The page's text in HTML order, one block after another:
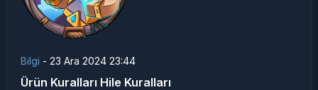
Bilgi - 23 Ara 2024 23:44
Ürün Kuralları Hile Kuralları